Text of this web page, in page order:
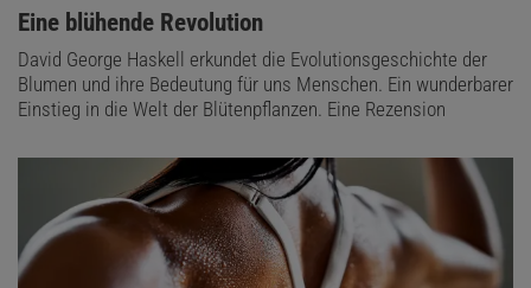
:
Eine blühende Revolution
David George Haskell erkundet die Evolutionsgeschichte der
Blumen und ihre Bedeutung für uns Menschen. Ein wunderbarer
Einstieg in die Welt der Blütenpflanzen. Eine Rezension